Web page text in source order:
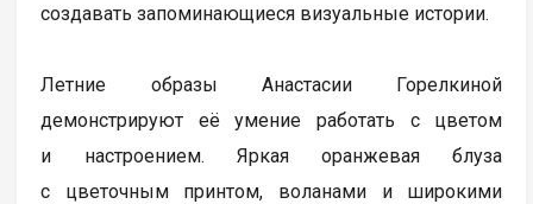
создавать запоминающиеся визуальные истории.
Летние образы Анастасии Горелкиной
демонстрируют её умение работать с цветом
и настроением. Яркая оранжевая блуза
с цветочным принтом, воланами и широкими